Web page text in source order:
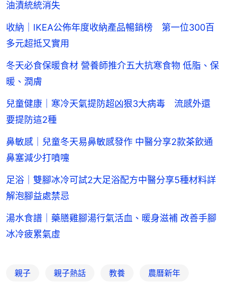
油漬統統消失
收納｜IKEA公佈年度收納產品暢銷榜 第一位300百
多元超抵又實用
冬天必食保暖食材 營養師推介五大抗寒食物 低脂、保
暖、潤膚
兒童健康｜寒冷天氣提防超凶狠3大病毒 流感外還
要提防這2種
鼻敏感｜兒童冬天易鼻敏感發作 中醫分享2款茶飲通
鼻塞減少打噴嚏
足浴｜雙腳冰冷可試2大足浴配方中醫分享5種材料詳
解泡腳益處禁忌
湯水食譜｜藥膳雞腳湯行氣活血、暖身滋補 改善手腳
冰冷疲累氣虛
親子 親子熱話 教養 農曆新年